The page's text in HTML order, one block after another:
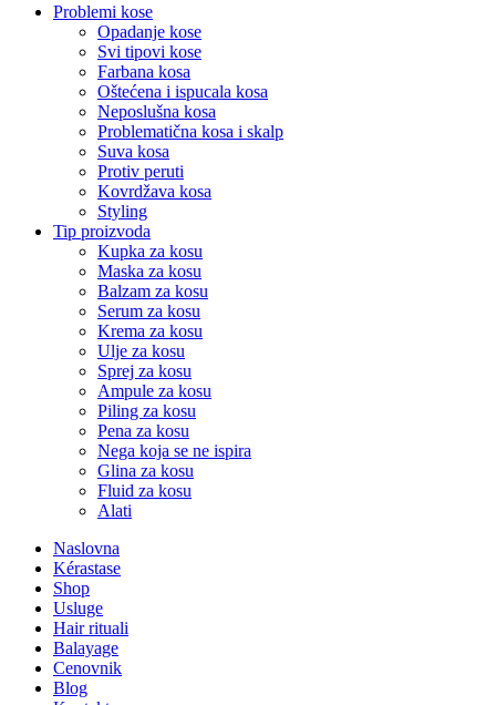
Problemi kose
Opadanje kose
Svi tipovi kose
Farbana kosa
Oštećena i ispucala kosa
Neposlušna kosa
Problematična kosa i skalp
Suva kosa
Protiv peruti
Kovrdžava kosa
Styling
Tip proizvoda
Kupka za kosu
Maska za kosu
Balzam za kosu
Serum za kosu
Krema za kosu
Ulje za kosu
Sprej za kosu
Ampule za kosu
Piling za kosu
Pena za kosu
Nega koja se ne ispira
Glina za kosu
Fluid za kosu
Alati
Naslovna
Kérastase
Shop
Usluge
Hair rituali
Balayage
Cenovnik
Blog